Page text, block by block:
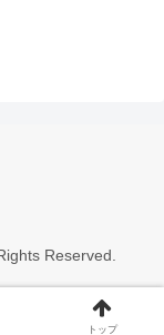
Reserved.
トップ